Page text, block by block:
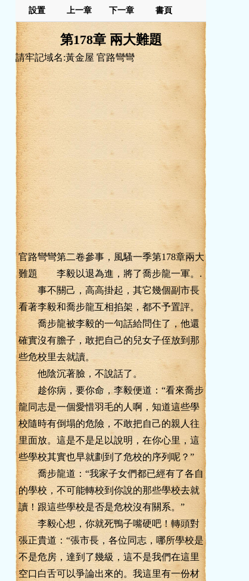
設置 上一章 下一章 書頁
第178章 兩大難題
請牢記域名:黃金屋 官路彎彎
官路彎彎第二卷參事，風騷一季第178章兩大
難題 李毅以退為進，將了喬步龍一軍。.
事不關己，高高掛起，其它幾個副市長
看著李毅和喬步龍互相掐架，都不予置評。
喬步龍被李毅的一句話給問住了，他還
確實沒有膽子，敢把自己的兒女子侄放到那
些危校里去就讀。
他陰沉著臉，不說話了。
趁你病，要你命，李毅便道：“看來喬步
龍同志是一個愛惜羽毛的人啊，知道這些學
校隨時有倒塌的危險，不敢把自己的親人往
里面放。這是不是足以說明，在你心里，這
些學校其實也早就劃到了危校的序列呢？”
喬步龍道：“我家子女們都已經有了各自
的學校，不可能轉校到你說的那些學校去就
讀！跟這些學校是否是危校沒有關系。”
李毅心想，你就死鴨子嘴硬吧！轉頭對
張正貴道：“張市長，各位同志，哪所學校是
不是危房，達到了幾級，這不是我們在這里
空口白舌可以爭論出來的。我這里有一份材